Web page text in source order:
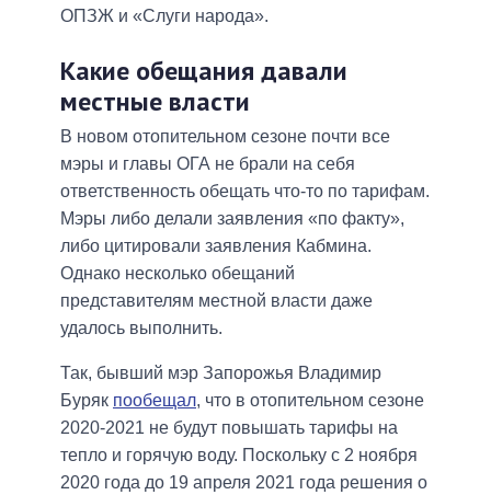
ОПЗЖ и «Слуги народа».
Какие обещания давали
местные власти
В новом отопительном сезоне почти все
мэры и главы ОГА не брали на себя
ответственность обещать что-то по тарифам.
Мэры либо делали заявления «по факту»,
либо цитировали заявления Кабмина.
Однако несколько обещаний
представителям местной власти даже
удалось выполнить.
Так, бывший мэр Запорожья Владимир
Буряк пообещал, что в отопительном сезоне
2020-2021 не будут повышать тарифы на
тепло и горячую воду. Поскольку с 2 ноября
2020 года до 19 апреля 2021 года решения о